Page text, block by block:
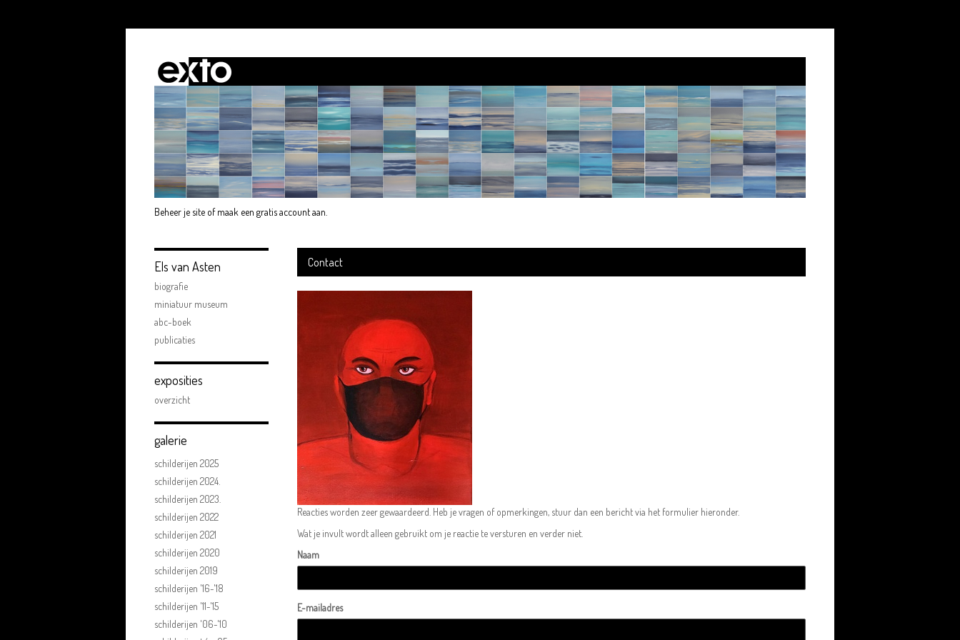
Beheer je site ofmaak een gratis account aan.
Contact
Reacties worden zeer gewaardeerd. Heb je vragen of opmerkingen, stuur dan een bericht via het formulier hieronder.
Wat je invult wordt alleen gebruikt om je reactie te versturen en verder niet.
Naam
E-mailadres
Els van Asten
biografie
miniatuur museum
abc-boek
publicaties
exposities
overzicht
galerie
schilderijen 2025
schilderijen 2024.
schilderijen 2023.
schilderijen 2022
schilderijen 2021
schilderijen 2020
schilderijen 2019
schilderijen '16-'18
schilderijen '11-'15
schilderijen '06-'10